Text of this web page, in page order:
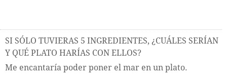
SI SÓLO TUVIERAS 5 INGREDIENTES, ¿CUÁLES SERÍAN
Y QUÉ PLATO HARÍAS CON ELLOS?
Me encantaría poder poner el mar en un plato.